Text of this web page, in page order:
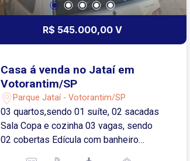
R$ 545.000,00 V
Casa á venda no Jataí em
Votorantim/SP
Parque Jataí - Votorantim/SP
03 quartos,sendo 01 suíte, 02 sacadas
Sala Copa e cozinha 03 vagas, sendo
02 cobertas Edícula com banheiro